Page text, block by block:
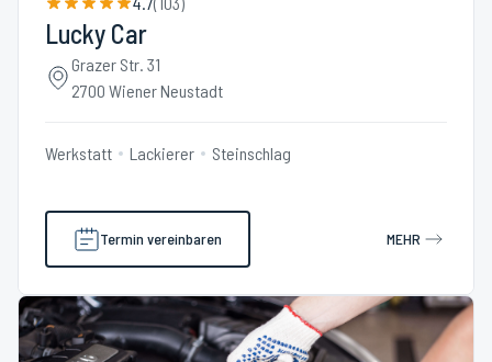
Lucky Car
Grazer Str. 31
2700 Wiener Neustadt
Werkstatt Lackierer Steinschlag
Termin vereinbaren MEHR